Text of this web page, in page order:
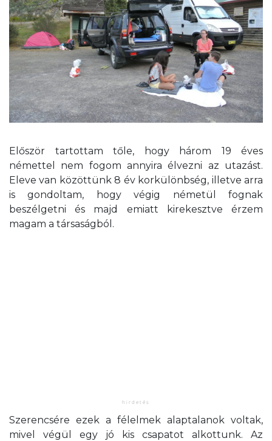
Először tartottam tőle, hogy három 19 éves
némettel nem fogom annyira élvezni az utazást.
Eleve van közöttünk 8 év korkülönbség, illetve arra
is gondoltam, hogy végig németül fognak
beszélgetni és majd emiatt kirekesztve érzem
magam a társaságból.
Szerencsére ezek a félelmek alaptalanok voltak,
mivel végül egy jó kis csapatot alkottunk. Az